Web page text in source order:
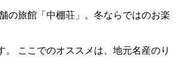
の旅館「中棚荘」。冬ならではのお楽
ここでのオススメは、地元名産のり